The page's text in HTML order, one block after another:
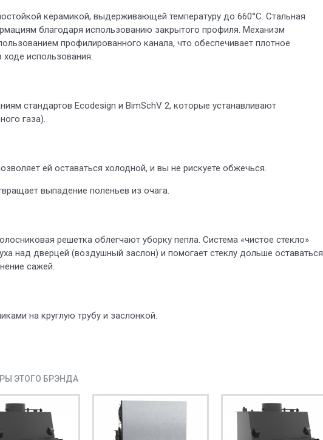
керамикой, выдерживающей температуру до 660°С. Стальная
благодаря использованию закрытого профиля. Механизм
профилированного канала, что обеспечивает плотное
использования.
стандартов Ecodesign и BimSchV 2, которые устанавливают
газа).
ей оставаться холодной, и вы не рискуете обжечься.
выпадение поленьев из очага.
решетка облегчают уборку пепла. Система «чистое стекло»
над дверцей (воздушный заслон) и помогает стеклу дольше оставаться
сажей.
на круглую трубу и заслонкой.
ЭТОГО БРЭНДА